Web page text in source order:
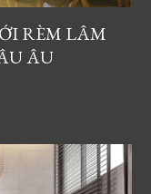
RÈM LÂM
ÂU